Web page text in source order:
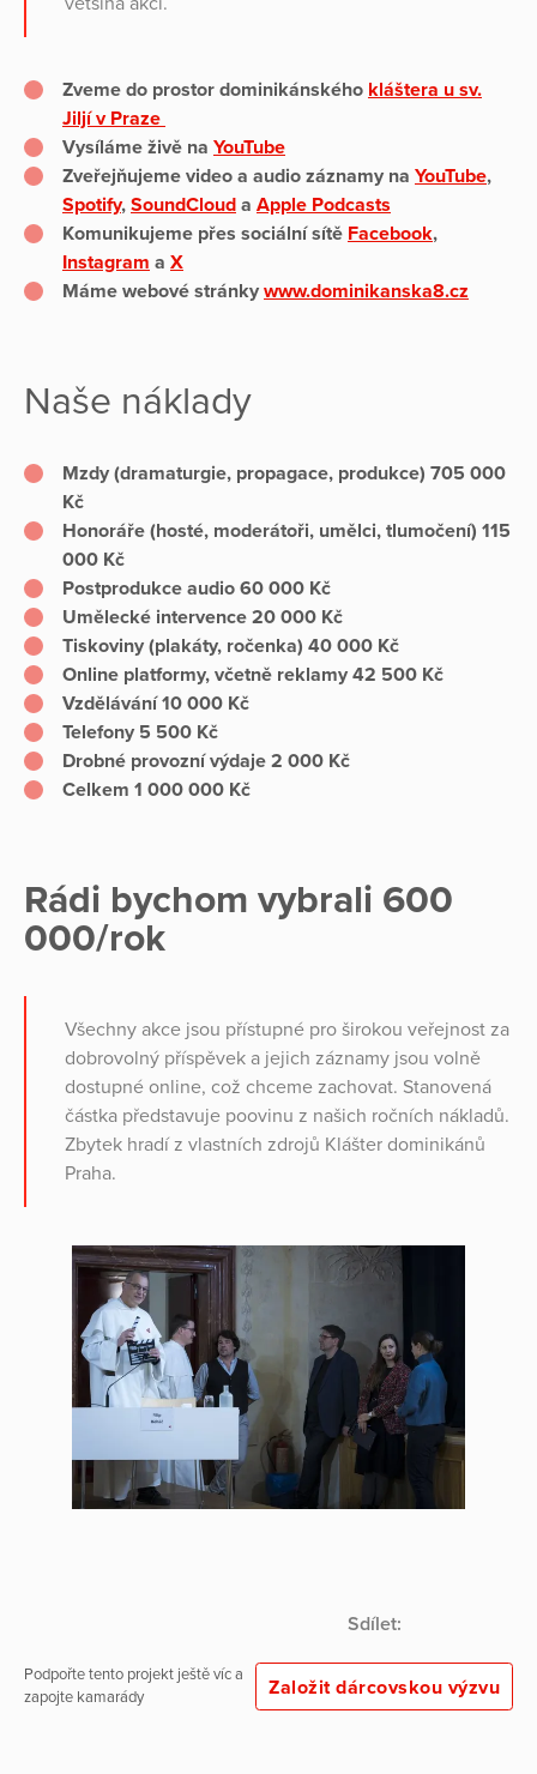
Zveme do prostor dominikánského kláštera u sv.
Jiljí v Praze
Vysíláme živě na YouTube
Zveřejňujeme video a audio záznamy na YouTube,
Spotify, SoundCloud a Apple Podcasts
Komunikujeme přes sociální sítě Facebook,
Instagram a X
Máme webové stránky www.dominikanska8.cz
Naše náklady
Mzdy (dramaturgie, propagace, produkce) 705 000
Kč
Honoráře (hosté, moderátoři, umělci, tlumočení) 115
000 Kč
Postprodukce audio 60 000 Kč
Umělecké intervence 20 000 Kč
Tiskoviny (plakáty, ročenka) 40 000 Kč
Online platformy, včetně reklamy 42 500 Kč
Vzdělávání 10 000 Kč
Telefony 5 500 Kč
Drobné provozní výdaje 2 000 Kč
Celkem 1 000 000 Kč
Rádi bychom vybrali 600
000/rok
Všechny akce jsou přístupné pro širokou veřejnost za
dobrovolný příspěvek a jejich záznamy jsou volně
dostupné online, což chceme zachovat. Stanovená
částka představuje poovinu z našich ročních nákladů.
Zbytek hradí z vlastních zdrojů Klášter dominikánů
Praha.
Sdílet:
Podpořte tento projekt ještě víc a
zapojte kamarády
Založit dárcovskou výzvu